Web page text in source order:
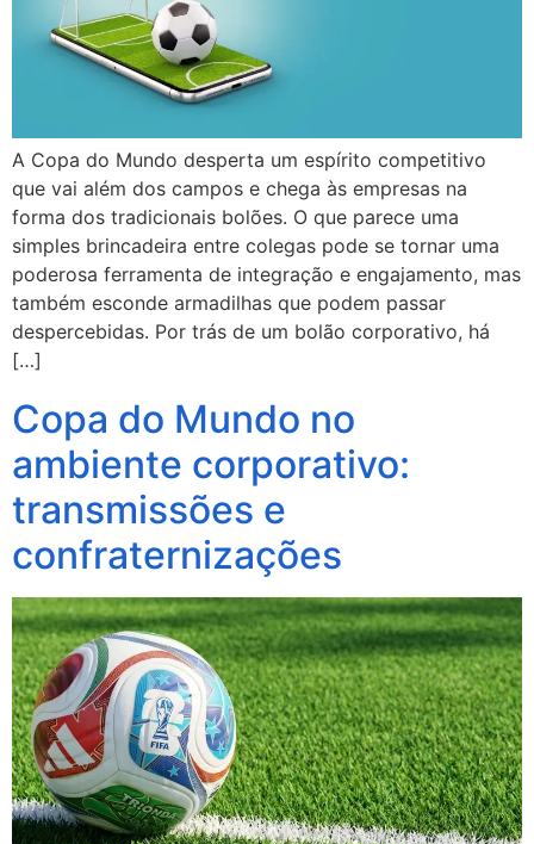
A Copa do Mundo desperta um espírito competitivo
que vai além dos campos e chega às empresas na
forma dos tradicionais bolões. O que parece uma
simples brincadeira entre colegas pode se tornar uma
poderosa ferramenta de integração e engajamento, mas
também esconde armadilhas que podem passar
despercebidas. Por trás de um bolão corporativo, há
[…]
Copa do Mundo no
ambiente corporativo:
transmissões e
confraternizações